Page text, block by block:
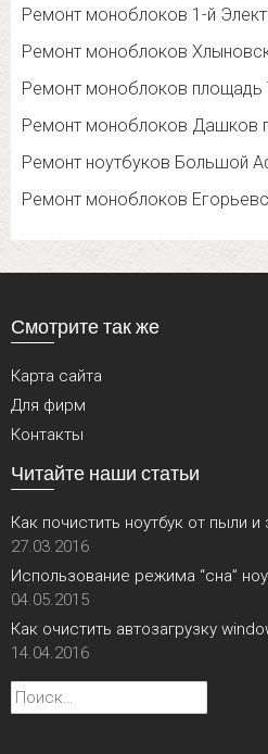
Ремонт моноблоков 1-й
Ремонт моноблоков
Ремонт моноблоков площадь
Ремонт моноблоков Дашков
Ремонт ноутбуков Большой
Ремонт моноблоков
Смотрите так же
Карта сайта
Для фирм
Контакты
Читайте наши статьи
Как почистить ноутбук от пыли
27.03.2016
Использование режима “сна”
04.05.2015
Как очистить автозагрузку
14.04.2016
Найти: